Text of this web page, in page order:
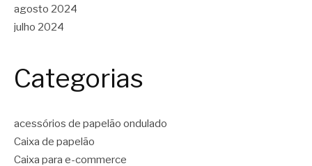
agosto 2024
julho 2024
Categorias
acessórios de papelão ondulado
Caixa de papelão
Caixa para e-commerce